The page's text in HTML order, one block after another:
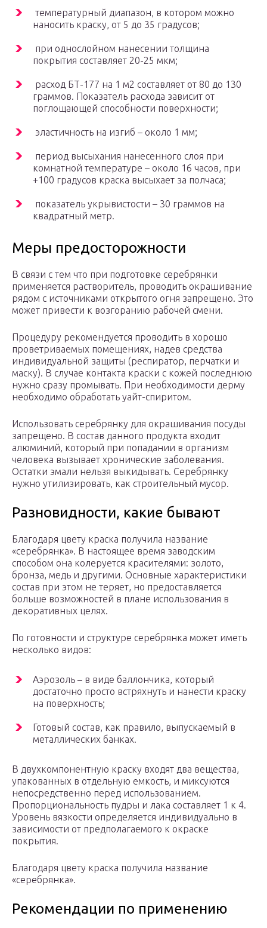
температурный диапазон, в котором можно
наносить краску, от 5 до 35 градусов;
при однослойном нанесении толщина
покрытия составляет 20-25 мкм;
расход БТ-177 на 1 м2 составляет от 80 до 130
граммов. Показатель расхода зависит от
поглощающей способности поверхности;
эластичность на изгиб – около 1 мм;
период высыхания нанесенного слоя при
комнатной температуре – около 16 часов, при
+100 градусов краска высыхает за полчаса;
показатель укрывистости – 30 граммов на
квадратный метр.
Меры предосторожности
В связи с тем что при подготовке серебрянки
применяется растворитель, проводить окрашивание
рядом с источниками открытого огня запрещено. Это
может привести к возгоранию рабочей смени.
Процедуру рекомендуется проводить в хорошо
проветриваемых помещениях, надев средства
индивидуальной защиты (респиратор, перчатки и
маску). В случае контакта краски с кожей последнюю
нужно сразу промывать. При необходимости дерму
необходимо обработать уайт-спиритом.
Использовать серебрянку для окрашивания посуды
запрещено. В состав данного продукта входит
алюминий, который при попадании в организм
человека вызывает хронические заболевания.
Остатки эмали нельзя выкидывать. Серебрянку
нужно утилизировать, как строительный мусор.
Разновидности, какие бывают
Благодаря цвету краска получила название
«серебрянка». В настоящее время заводским
способом она колеруется красителями: золото,
бронза, медь и другими. Основные характеристики
состав при этом не теряет, но предоставляется
больше возможностей в плане использования в
декоративных целях.
По готовности и структуре серебрянка может иметь
несколько видов:
Аэрозоль – в виде баллончика, который
достаточно просто встряхнуть и нанести краску
на поверхность;
Готовый состав, как правило, выпускаемый в
металлических банках.
В двухкомпонентную краску входят два вещества,
упакованных в отдельную емкость, и миксуются
непосредственно перед использованием.
Пропорциональность пудры и лака составляет 1 к 4.
Уровень вязкости определяется индивидуально в
зависимости от предполагаемого к окраске
покрытия.
Благодаря цвету краска получила название
«серебрянка».
Рекомендации по применению